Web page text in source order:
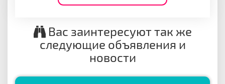
Вас заинтересуют так же
следующие объявления и
новости